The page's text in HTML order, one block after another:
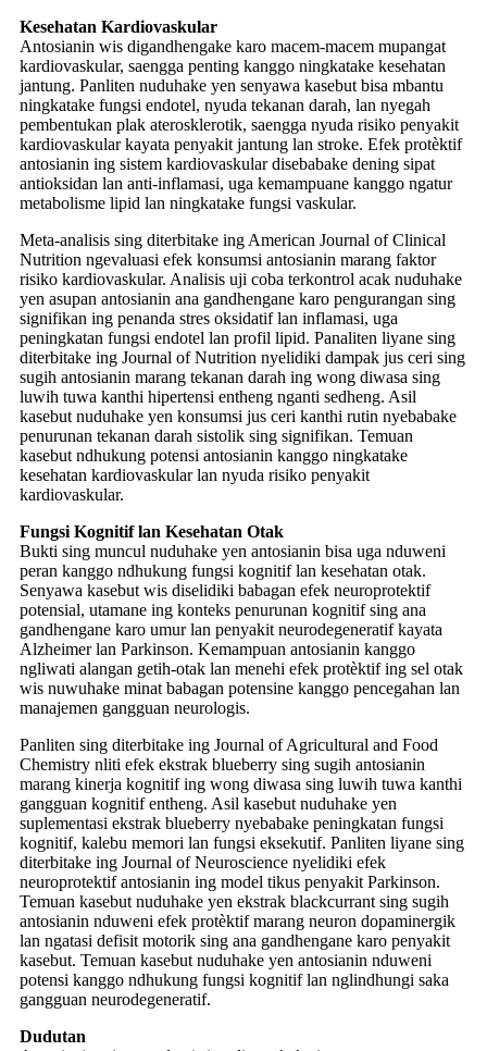
Kesehatan Kardiovaskular
Antosianin wis digandhengake karo macem-macem mupangat
kardiovaskular, saengga penting kanggo ningkatake kesehatan
jantung. Panliten nuduhake yen senyawa kasebut bisa mbantu
ningkatake fungsi endotel, nyuda tekanan darah, lan nyegah
pembentukan plak aterosklerotik, saengga nyuda risiko penyakit
kardiovaskular kayata penyakit jantung lan stroke. Efek protèktif
antosianin ing sistem kardiovaskular disebabake dening sipat
antioksidan lan anti-inflamasi, uga kemampuane kanggo ngatur
metabolisme lipid lan ningkatake fungsi vaskular.
Meta-analisis sing diterbitake ing American Journal of Clinical
Nutrition ngevaluasi efek konsumsi antosianin marang faktor
risiko kardiovaskular. Analisis uji coba terkontrol acak nuduhake
yen asupan antosianin ana gandhengane karo pengurangan sing
signifikan ing penanda stres oksidatif lan inflamasi, uga
peningkatan fungsi endotel lan profil lipid. Panaliten liyane sing
diterbitake ing Journal of Nutrition nyelidiki dampak jus ceri sing
sugih antosianin marang tekanan darah ing wong diwasa sing
luwih tuwa kanthi hipertensi entheng nganti sedheng. Asil
kasebut nuduhake yen konsumsi jus ceri kanthi rutin nyebabake
penurunan tekanan darah sistolik sing signifikan. Temuan
kasebut ndhukung potensi antosianin kanggo ningkatake
kesehatan kardiovaskular lan nyuda risiko penyakit
kardiovaskular.
Fungsi Kognitif lan Kesehatan Otak
Bukti sing muncul nuduhake yen antosianin bisa uga nduweni
peran kanggo ndhukung fungsi kognitif lan kesehatan otak.
Senyawa kasebut wis diselidiki babagan efek neuroprotektif
potensial, utamane ing konteks penurunan kognitif sing ana
gandhengane karo umur lan penyakit neurodegeneratif kayata
Alzheimer lan Parkinson. Kemampuan antosianin kanggo
ngliwati alangan getih-otak lan menehi efek protèktif ing sel otak
wis nuwuhake minat babagan potensine kanggo pencegahan lan
manajemen gangguan neurologis.
Panliten sing diterbitake ing Journal of Agricultural and Food
Chemistry nliti efek ekstrak blueberry sing sugih antosianin
marang kinerja kognitif ing wong diwasa sing luwih tuwa kanthi
gangguan kognitif entheng. Asil kasebut nuduhake yen
suplementasi ekstrak blueberry nyebabake peningkatan fungsi
kognitif, kalebu memori lan fungsi eksekutif. Panliten liyane sing
diterbitake ing Journal of Neuroscience nyelidiki efek
neuroprotektif antosianin ing model tikus penyakit Parkinson.
Temuan kasebut nuduhake yen ekstrak blackcurrant sing sugih
antosianin nduweni efek protèktif marang neuron dopaminergik
lan ngatasi defisit motorik sing ana gandhengane karo penyakit
kasebut. Temuan kasebut nuduhake yen antosianin nduweni
potensi kanggo ndhukung fungsi kognitif lan nglindhungi saka
gangguan neurodegeneratif.
Dudutan